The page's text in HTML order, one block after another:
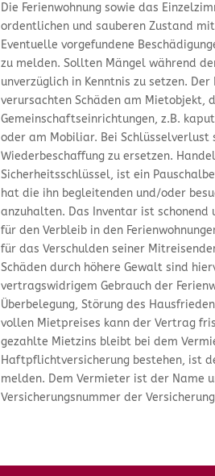
Die Ferienwohnung sowie das
ordentlichen und sauberen Zustand
Eventuelle vorgefundene
zu melden. Sollten Mängel während
unverzüglich in Kenntnis zu setzen.
verursachten Schäden am Mietobjekt,
Gemeinschaftseinrichtungen, z.B.
oder am Mobiliar. Bei Schlüsselverlust
Wiederbeschaffung zu ersetzen.
Sicherheitsschlüssel, ist ein
hat die ihn begleitenden und/oder
anzuhalten. Das Inventar ist
für den Verbleib in den
für das Verschulden seiner
Schäden durch höhere Gewalt sind
vertragswidrigem Gebrauch der
Überbelegung, Störung des
vollen Mietpreises kann der Vertrag
gezahlte Mietzins bleibt bei dem
Haftpflichtversicherung bestehen, ist
melden. Dem Vermieter ist der Name
Versicherungsnummer der